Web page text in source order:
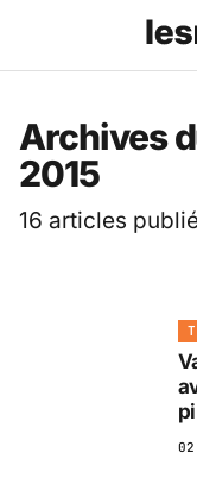
Archives
2015
16 articles